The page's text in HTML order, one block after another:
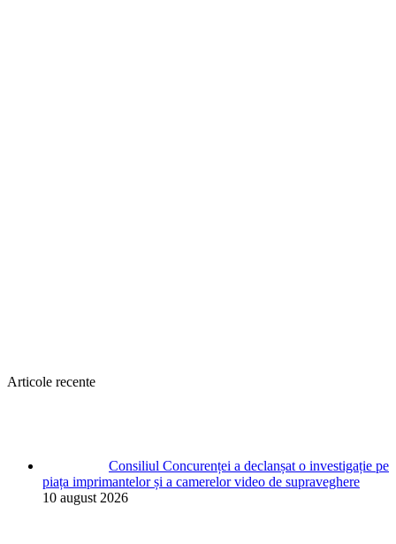
Articole recente
Consiliul Concurenței a declanșat o investigație pe
piața imprimantelor și a camerelor video de supraveghere
10 august 2026